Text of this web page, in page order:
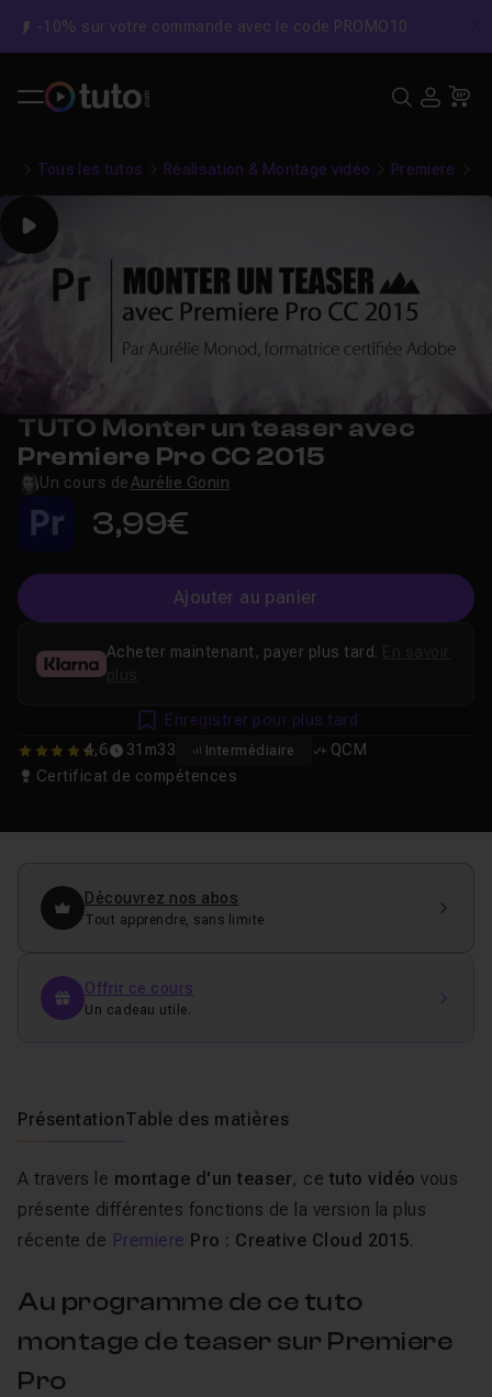
-10% sur votre commande avec le code PROMO10
Tous les tutos Réalisation & Montage vidéo Premiere
Play
TUTO Monter un teaser avec
Premiere Pro CC 2015
Un cours de Aurélie Gonin
3,99€
Ajouter au panier
4.6363636363636
4,6 31m33 Intermédiaire
QCM
Certificat de compétences
Acheter maintenant, payer plus tard.
plus
Enregistrer pour plus tard
Découvrez nos abos
Tout apprendre, sans limite
Offrir ce cours
Un cadeau utile.
PrésentationTable des matières
A travers le montage d'un teaser, ce tuto vidéo vous
présente différentes fonctions de la version la plus
récente de Premiere Pro : Creative Cloud 2015.
Au programme de ce tuto
montage de teaser sur Premiere
Pro